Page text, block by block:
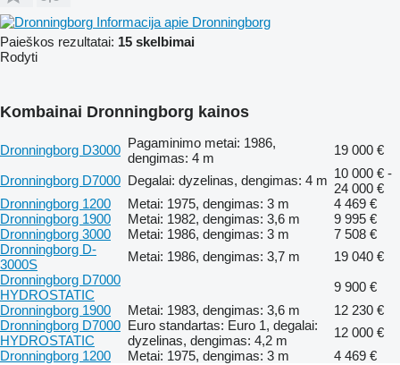
Informacija apie Dronningborg
Paieškos rezultatai: 15 skelbimai
Rodyti
Kombainai Dronningborg kainos
Dronningborg D3000 Pagaminimo metai: 1986,
dengimas: 4 m
19 000 €
Dronningborg D7000 Degalai: dyzelinas, dengimas: 4 m 10 000 € -
24 000 €
Dronningborg 1200
Metai: 1975, dengimas: 3 m
4 469 €
Dronningborg 1900
Metai: 1982, dengimas: 3,6 m
9 995 €
Dronningborg 3000
Metai: 1986, dengimas: 3 m
7 508 €
Dronningborg D-
3000S
Metai: 1986, dengimas: 3,7 m
19 040 €
Dronningborg D7000
HYDROSTATIC
9 900 €
Dronningborg 1900
Metai: 1983, dengimas: 3,6 m
12 230 €
Dronningborg D7000
HYDROSTATIC
Euro standartas: Euro 1, degalai:
dyzelinas, dengimas: 4,2 m
12 000 €
Dronningborg 1200
Metai: 1975, dengimas: 3 m 4 469 €